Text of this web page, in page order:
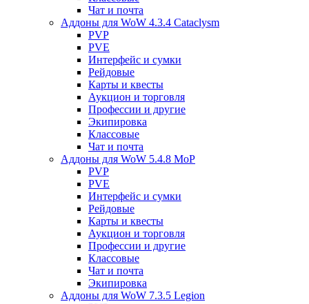
Чат и почта
Аддоны для WoW 4.3.4 Cataclysm
PVP
PVE
Интерфейс и сумки
Рейдовые
Карты и квесты
Аукцион и торговля
Профессии и другие
Экипировка
Классовые
Чат и почта
Аддоны для WoW 5.4.8 MoP
PVP
PVE
Интерфейс и сумки
Рейдовые
Карты и квесты
Аукцион и торговля
Профессии и другие
Классовые
Чат и почта
Экипировка
Аддоны для WoW 7.3.5 Legion